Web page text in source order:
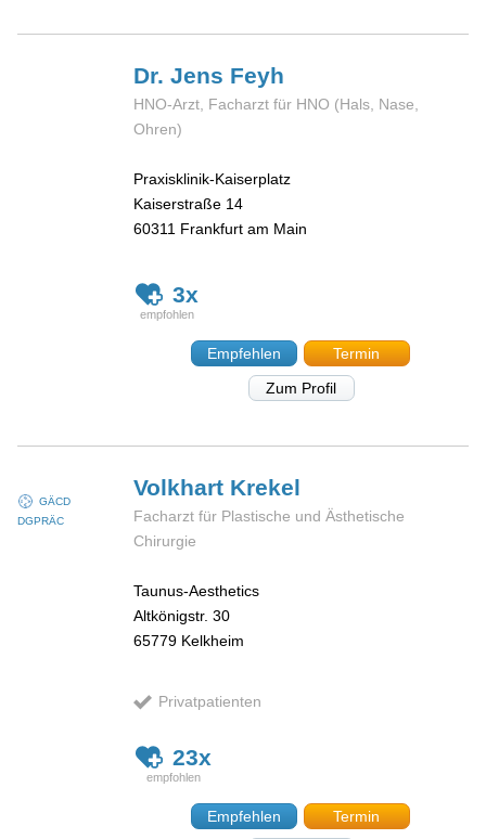
Dr. Jens Feyh
HNO-Arzt, Facharzt für HNO (Hals, Nase,
Ohren)
Praxisklinik-Kaiserplatz
Kaiserstraße 14
60311 Frankfurt am Main
3x
Empfehlen
Termin
Zum Profil
GÄCD
DGPRÄC
Volkhart Krekel
Facharzt für Plastische und Ästhetische
Chirurgie
Taunus-Aesthetics
Altkönigstr. 30
65779 Kelkheim
Privatpatienten
23x
Empfehlen
Termin